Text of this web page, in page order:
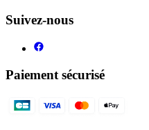
Suivez-nous
Paiement sécurisé